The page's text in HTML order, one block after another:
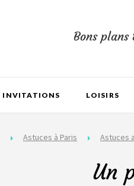
Bons plans
INVITATIONS LOISIRS
Astuces à Paris Astuces
Un